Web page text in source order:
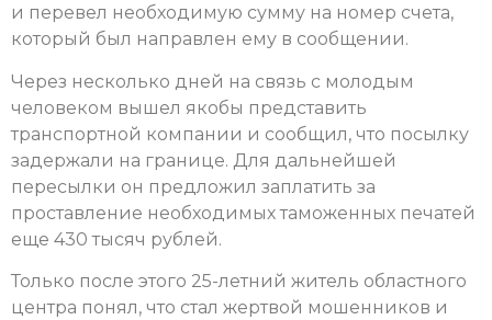
и перевел необходимую сумму на номер счета,
который был направлен ему в сообщении.
Через несколько дней на связь с молодым
человеком вышел якобы представить
транспортной компании и сообщил, что посылку
задержали на границе. Для дальнейшей
пересылки он предложил заплатить за
проставление необходимых таможенных печатей
еще 430 тысяч рублей.
Только после этого 25-летний житель областного
центра понял, что стал жертвой мошенников и